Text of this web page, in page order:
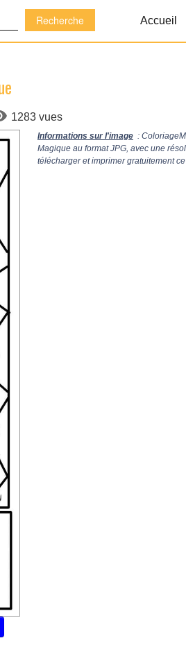
Accueil
1283 vues
Informations sur l'image :
Magique au format JPG, avec une
télécharger et imprimer gratuitement